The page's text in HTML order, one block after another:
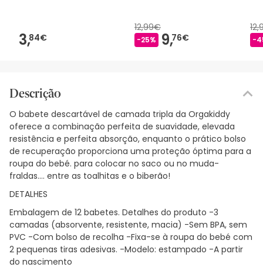
3,84€
12,99€
-25% 9,76€ -
Descrição
O babete descartável de camada tripla da Orgakiddy
oferece a combinação perfeita de suavidade, elevada
resistência e perfeita absorção, enquanto o prático bolso
de recuperação proporciona uma proteção óptima para a
roupa do bebé. para colocar no saco ou no muda-
fraldas.... entre as toalhitas e o biberão!
DETALHES
Embalagem de 12 babetes. Detalhes do produto -3
camadas (absorvente, resistente, macia) -Sem BPA, sem
PVC -Com bolso de recolha -Fixa-se à roupa do bebé com
2 pequenas tiras adesivas. -Modelo: estampado -A partir
do nascimento